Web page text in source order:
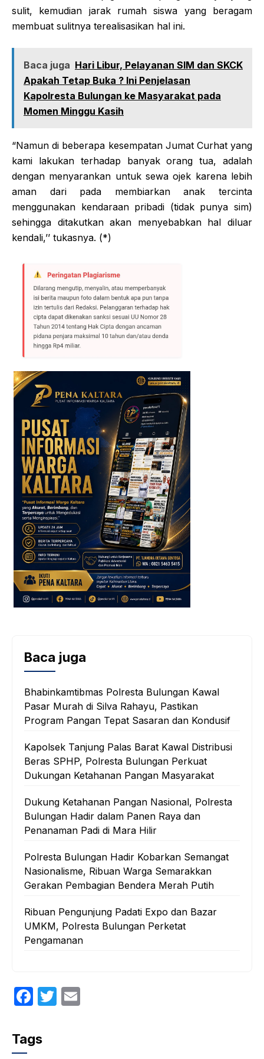
sulit, kemudian jarak rumah siswa yang beragam
membuat sulitnya terealisasikan hal ini.
Baca juga Hari Libur, Pelayanan SIM dan SKCK
Apakah Tetap Buka ? Ini Penjelasan
Kapolresta Bulungan ke Masyarakat pada
Momen Minggu Kasih
“Namun di beberapa kesempatan Jumat Curhat yang
kami lakukan terhadap banyak orang tua, adalah
dengan menyarankan untuk sewa ojek karena lebih
aman dari pada membiarkan anak tercinta
menggunakan kendaraan pribadi (tidak punya sim)
sehingga ditakutkan akan menyebabkan hal diluar
kendali,’’ tukasnya. (*)
Baca juga
Bhabinkamtibmas Polresta Bulungan Kawal
Pasar Murah di Silva Rahayu, Pastikan
Program Pangan Tepat Sasaran dan Kondusif
Kapolsek Tanjung Palas Barat Kawal Distribusi
Beras SPHP, Polresta Bulungan Perkuat
Dukungan Ketahanan Pangan Masyarakat
Dukung Ketahanan Pangan Nasional, Polresta
Bulungan Hadir dalam Panen Raya dan
Penanaman Padi di Mara Hilir
Polresta Bulungan Hadir Kobarkan Semangat
Nasionalisme, Ribuan Warga Semarakkan
Gerakan Pembagian Bendera Merah Putih
Ribuan Pengunjung Padati Expo dan Bazar
UMKM, Polresta Bulungan Perketat
Pengamanan
F
c
e
T
Tags